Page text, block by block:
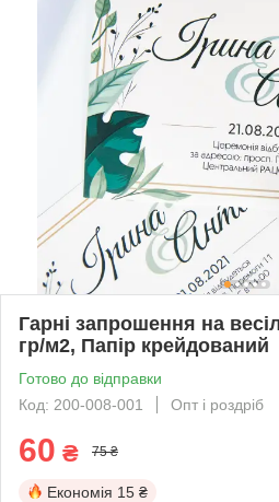
Гарні запрошення на
гр/м2, Папір крейдований
Готово до відправки
Код: 200-008-001
Опт і роздріб
60 ₴ 75 ₴
Економія 15 ₴